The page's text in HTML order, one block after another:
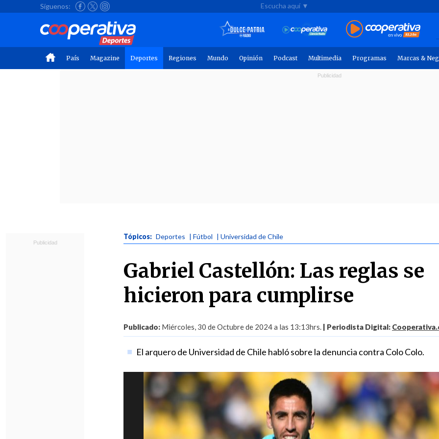
Síguenos: Escucha aquí ▼
País Magazine Deportes Regiones Mundo Opinión Podcast Multimedia Programas Marcas &
Tópicos: Deportes | Fútbol | Universidad de Chile
Gabriel Castellón: Las reglas se
hicieron para cumplirse
Publicado: Miércoles, 30 de Octubre de 2024 a las 13:13hrs. | Periodista Digital:
El arquero de Universidad de Chile habló sobre la denuncia contra Colo Colo.